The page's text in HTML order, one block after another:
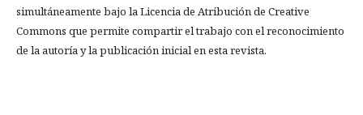
simultáneamente bajo la Licencia de Atribución de Creative
Commons que permite compartir el trabajo con el reconocimiento
de la autoría y la publicación inicial en esta revista.